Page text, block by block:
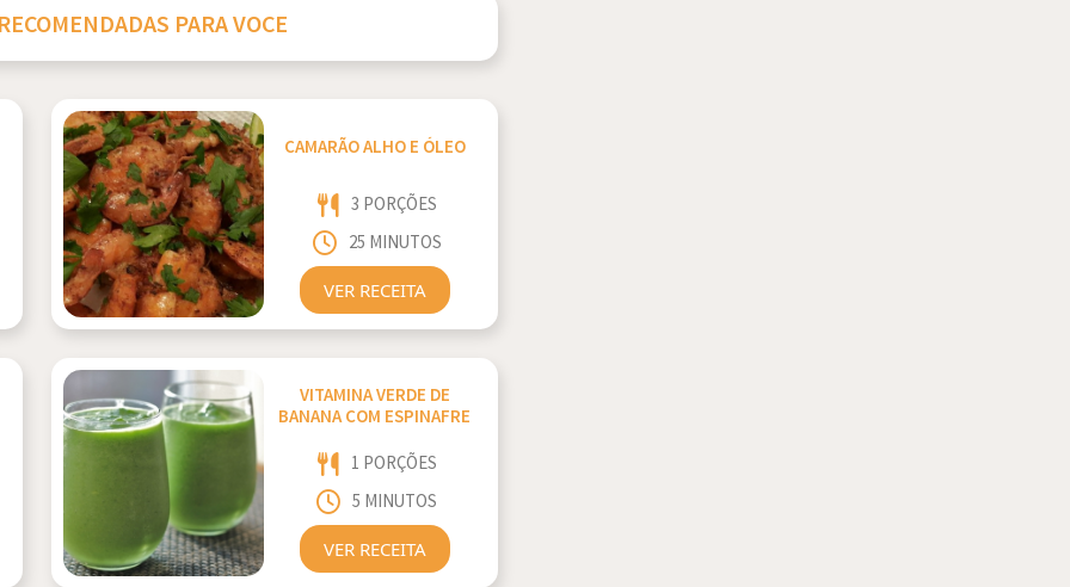
PARA VOCE
CAMARÃO ALHO E ÓLEO
3 PORÇÕES
25 MINUTOS
VER RECEITA
VITAMINA VERDE DE
BANANA COM ESPINAFRE
1 PORÇÕES
5 MINUTOS
VER RECEITA